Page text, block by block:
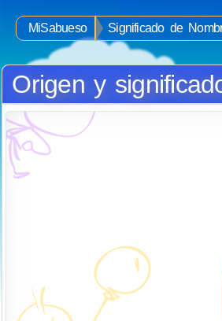
MiSabueso Significado de
Origen y